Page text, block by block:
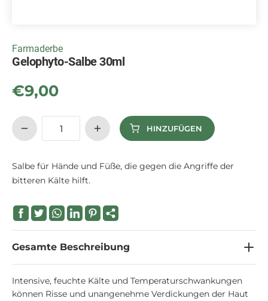
Farmaderbe
Gelophyto-Salbe 30ml
€9,00
HINZUFÜGEN
Salbe für Hände und Füße, die gegen die Angriffe der
bitteren Kälte hilft.
Gesamte Beschreibung
Intensive, feuchte Kälte und Temperaturschwankungen
können Risse und unangenehme Verdickungen der Haut